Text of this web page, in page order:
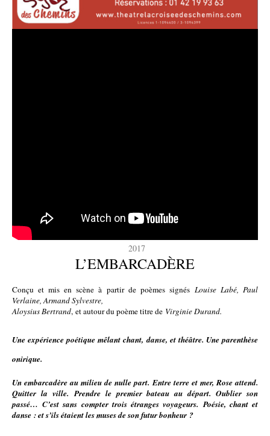
2017
L’EMBARCADÈRE
Conçu et mis en scène à partir de poèmes signés Louise Labé, Paul
Verlaine, Armand Sylvestre,
Aloysius Bertrand, et autour du poème titre de Virginie Durand.
Une expérience poétique mêlant chant, danse, et théâtre. Une parenthèse
onirique.
Un embarcadère au milieu de nulle part.Entre terre et mer, Rose attend.
Quitter la ville.Prendre le premier bateau au départ. Oublier son
passé…C’est sans compter trois étranges voyageurs.Poésie, chant et
danse : et s’ils étaient les muses de son futur bonheur ?